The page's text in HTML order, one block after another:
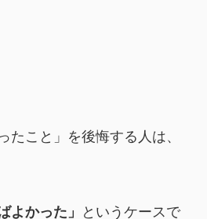
たこと」を後悔する人は、
よかった」
というケースで